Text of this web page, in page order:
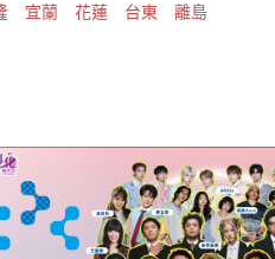
宜蘭 花蓮 台東 離島